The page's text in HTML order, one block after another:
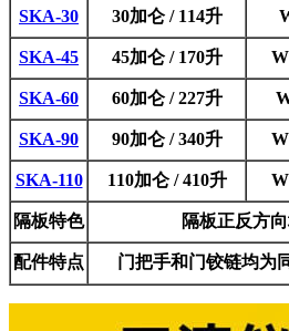
SKA-30 30加仑 / 114升
SKA-45 45加仑 / 170升
SKA-60 60加仑 / 227升
SKA-90 90加仑 / 340升
SKA-110 110加仑 / 410升
隔板特色 隔板正反方
配件特点 门把手和门铰链均为